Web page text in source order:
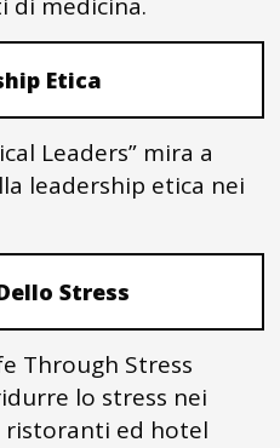
di medicina.
Etica
Leaders” mira a
leadership etica nei
Stress
Through Stress
lo stress nei
ed hotel